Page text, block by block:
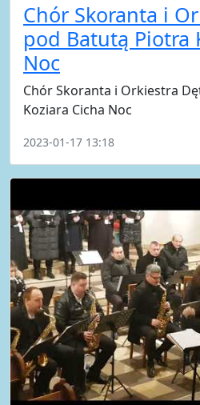
Chór Skoranta i
pod Batutą Piotra
Noc
Chór Skoranta i Orkiestra
Koziara Cicha Noc
2023-01-17 13:18